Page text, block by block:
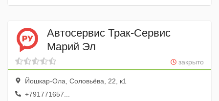
Автосервис Трак-Сервис
Марий Эл
закрыто
Йошкар-Ола, Соловьёва, 22, к1
+791771657...